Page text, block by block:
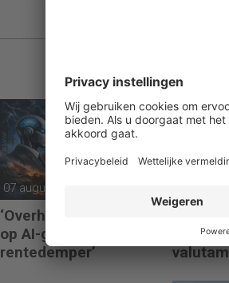
07 augustus 2026
‘Overheden gokken
op AI-groei als
rentedemper’
ECB